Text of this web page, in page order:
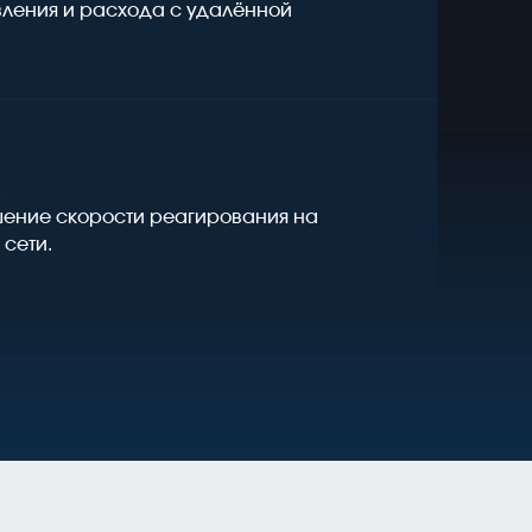
и расхода с удалённой
скорости реагирования на